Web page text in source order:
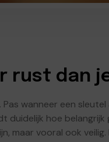
rust dan
wanneer een
duidelijk hoe
maar vooral ook